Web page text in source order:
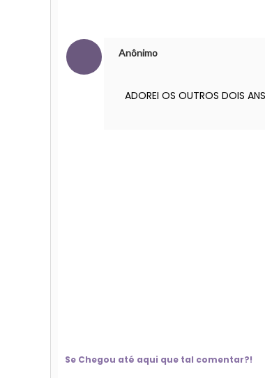
Anônimo
ADOREI OS OUTROS DOIS
Se Chegou até aqui que tal comentar?!